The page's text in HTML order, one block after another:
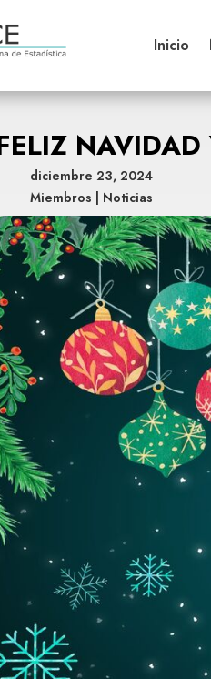
Inicio
diciembre 23, 2024
Miembros | Noticias